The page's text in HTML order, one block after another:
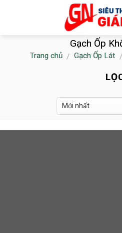
Gạch Ốp
Trang chủ / Gạch Ốp Lát /